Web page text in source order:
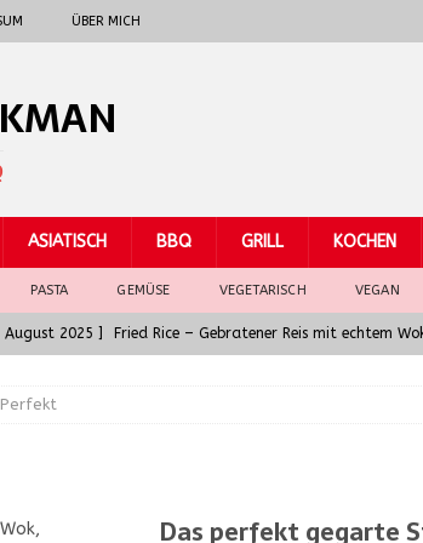
ÜBER MICH
ASIATISCH BBQ GRILL KOCHEN
PASTA GEMÜSE VEGETARISCH VEGAN
August 2025 ] Fried Rice – Gebratener Reis mit echtem
August 2025 ] Spaghetti alla chitarra al ragù di
Perfekt
Das perfekt gegarte